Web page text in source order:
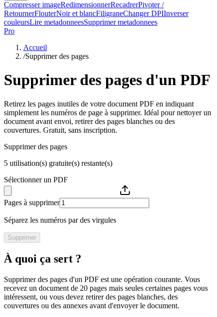
Compresser imageRedimensionnerRecadrerPivoter /
RetournerFlouterNoir et blancFiligraneChanger DPIInverser
couleursLire metadonneesSupprimer metadonnees
Pro
Accueil
/Supprimer des pages
Supprimer des pages d'un PDF
Retirez les pages inutiles de votre document PDF en indiquant
simplement les numéros de page à supprimer. Idéal pour nettoyer un
document avant envoi, retirer des pages blanches ou des
couvertures. Gratuit, sans inscription.
Supprimer des pages
5 utilisation(s) gratuite(s) restante(s)
Sélectionner un PDF
Pages à supprimer
Séparez les numéros par des virgules
Supprimer
À quoi ça sert ?
Supprimer des pages d'un PDF est une opération courante. Vous
recevez un document de 20 pages mais seules certaines pages vous
intéressent, ou vous devez retirer des pages blanches, des
couvertures ou des annexes avant d'envoyer le document.